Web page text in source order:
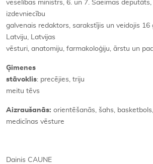
veselības ministrs, 6. un 7. Saeimas
izdevniecību
galvenais redaktors, sarakstījis un veidojis 16
Latviju, Latvijas
vēsturi, anatomiju, farmakoloģiju, ārstu un
Ģimenes
stāvoklis: precējies, triju
meitu tēvs
Aizraušanās: orientēšanās, šahs,
medicīnas vēsture
Dainis CAUNE